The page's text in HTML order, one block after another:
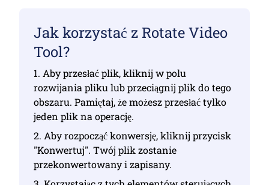
Jak korzystać z Rotate Video
Tool?
1. Aby przesłać plik, kliknij w polu
rozwijania pliku lub przeciągnij plik do tego
obszaru. Pamiętaj, że możesz przesłać tylko
jeden plik na operację.
2. Aby rozpocząć konwersję, kliknij przycisk
"Konwertuj". Twój plik zostanie
przekonwertowany i zapisany.